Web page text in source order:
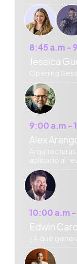
8:45 a.m -
Jessica
Opening
9:00 a.m -
Alex
aplicado al
10:00 a.m -
Edwin
¿A qué